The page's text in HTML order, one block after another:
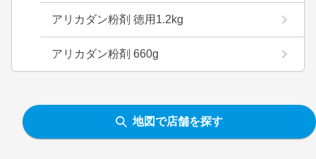
アリカダン粉剤 徳用1.2kg
アリカダン粉剤 660g
地図で店舗を探す